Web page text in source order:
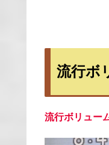
流行ボ
流行ボリュー